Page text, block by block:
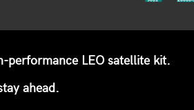
performance LEO satellite kit.
ahead.